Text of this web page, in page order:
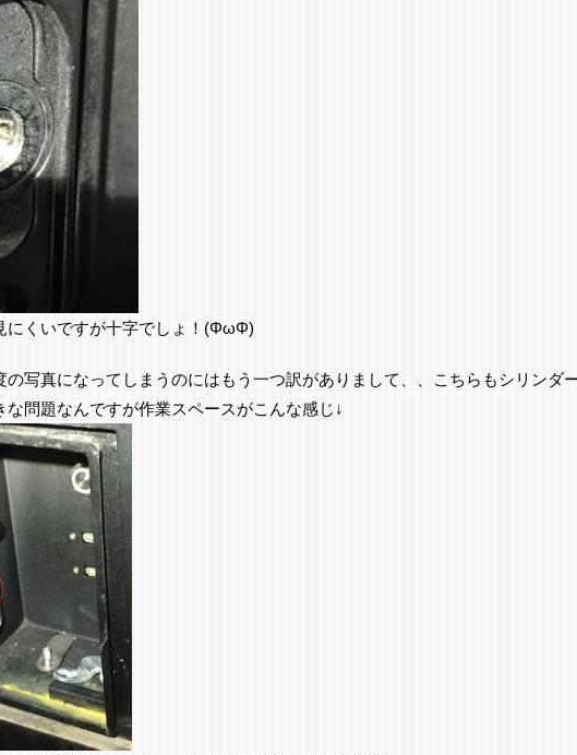
にくいですが十字でしょ！(ΦωΦ)
の写真になってしまうのにはもう一つ訳がありまして、、こちらもシリンダ
な問題なんですが作業スペースがこんな感じ↓